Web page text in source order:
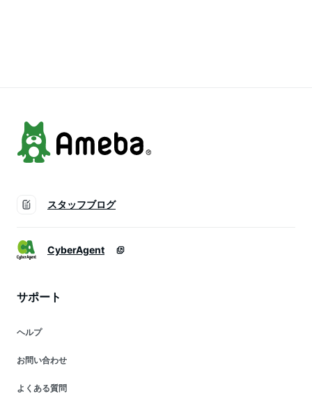
スタッフブログ
CyberAgent
サポート
ヘルプ
お問い合わせ
よくある質問